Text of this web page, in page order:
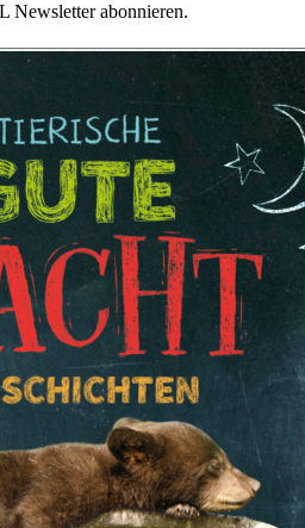
Newsletter abonnieren.